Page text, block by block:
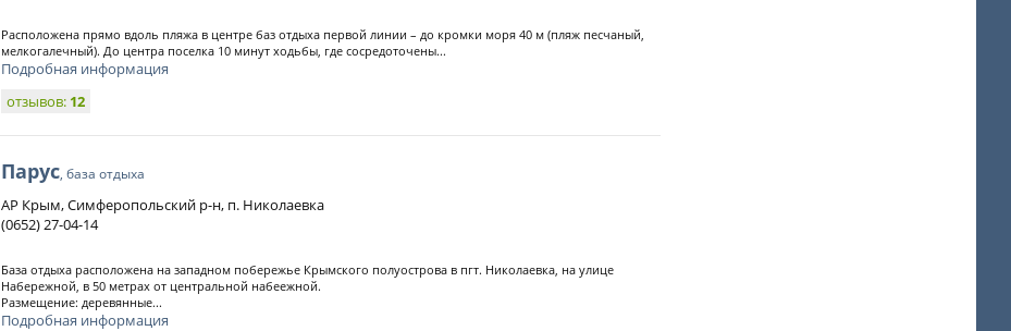
Расположена прямо вдоль пляжа в центре баз отдыха первой линии – до кромки моря 40 м (пляж песчаный,
мелкогалечный). До центра поселка 10 минут ходьбы, где сосредоточены...
Подробная информация
отзывов: 12
Парус, база отдыха
АР Крым, Симферопольский р-н, п. Николаевка
(0652) 27-04-14
База отдыха расположена на западном побережье Крымского полуострова в пгт. Николаевка, на улице
Набережной, в 50 метрах от центральной набеежной.
Размещение: деревянные...
Подробная информация